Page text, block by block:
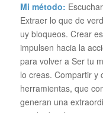
Mi método:
Extraer lo que de
uy bloqueos. Crear
impulsen hacia la
para volver a Ser tu
lo creas. Compartir y
herramientas, que
generan una